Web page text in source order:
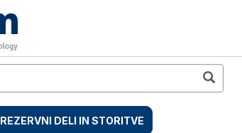
REZERVNI DELI IN STORITVE